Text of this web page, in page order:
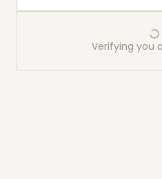
Verifying you